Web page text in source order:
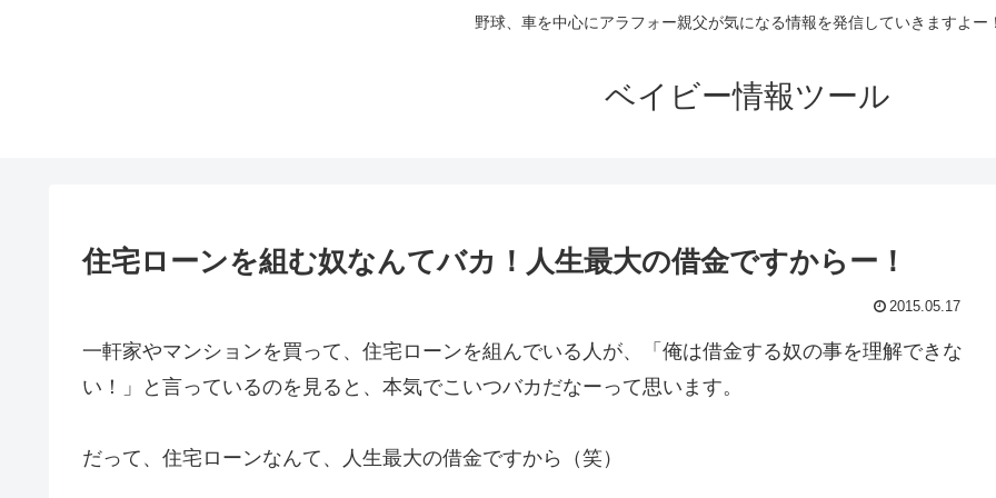
野球、車を中心にアラフォー親父が気になる情報を発信していきますよー
ベイビー情報ツール
住宅ローンを組む奴なんてバカ！人生最大の借金ですからー！
2015.05.17
一軒家やマンションを買って、住宅ローンを組んでいる人が、「俺は借金する奴の事を理解できな
い！」と言っているのを見ると、本気でこいつバカだなーって思います。
だって、住宅ローンなんて、人生最大の借金ですから（笑）